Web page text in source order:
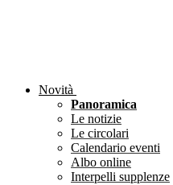
Novità
Panoramica
Le notizie
Le circolari
Calendario eventi
Albo online
Interpelli supplenze